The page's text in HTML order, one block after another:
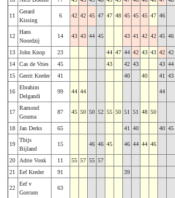
11
Gerard
Kissing
6 42 42 45 47 47 48 45 45 45 47 46
12
Hans
Noordzij
14 43 43 44 45 43 41 42 42 45 46
13 John Knop 23 44 47 44 42 43 43 42 42
14
Cas de Vries 45 43 42 43 43 44
15
Gerrit Kreder 41 40 40 41 43
16
Ebrahim
Delgandi
99 44 44 44
17
Ramond
Gouma
87 45 50 50 52 55 50 51 51 48 50
18 Jan Derks 65 41 40 40 45
19
Thijs
Bijland
15 46 46 45 46 44 44 46
20 Adrie Vonk 11 55 57 55 57
21
Eef Kreder 91 39
22
Eef v
Gorcum
63